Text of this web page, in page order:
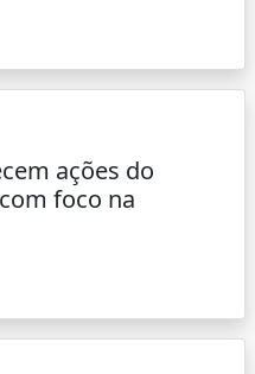
ações do
foco na